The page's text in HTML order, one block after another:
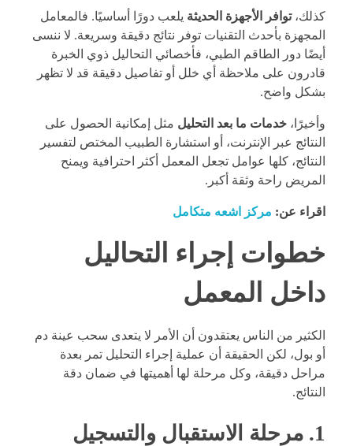
كذلك،توافر الأجهزة الحديثة يلعب دورًا أساسيًا. فالمعامل
المجهزة بأحدث التقنيات توفر نتائج دقيقة وسريعة. لا ننسى
أيضًا دور الطاقم الطبي، فأخصائي التحاليل ذوي الخبرة
قادرون على ملاحظة أي خلل أو تفاصيل دقيقة قد لا تظهر
بشكل واضح.
وأخيرًا، خدمات ما بعد التحليل مثل إمكانية الحصول على
النتائج عبر الإنترنت، أو استشارة الطبيب المختص لتفسير
النتائج، كلها عوامل تجعل المعمل أكثر احترافية ويمنح
المريض راحة وثقة أكبر.
اقراء عن: مركز اشعه متكامل
خطوات إجراء التحاليل
داخل المعمل
الكثير من الناس يعتقدون أن الأمر لا يتعدى سحب عينة دم
أو بول، لكن الحقيقة أن عملية إجراء التحليل تمر بعدة
مراحل دقيقة، وكل مرحلة لها أهميتها في ضمان دقة
النتائج.
1. مرحلة الاستقبال والتسجيل